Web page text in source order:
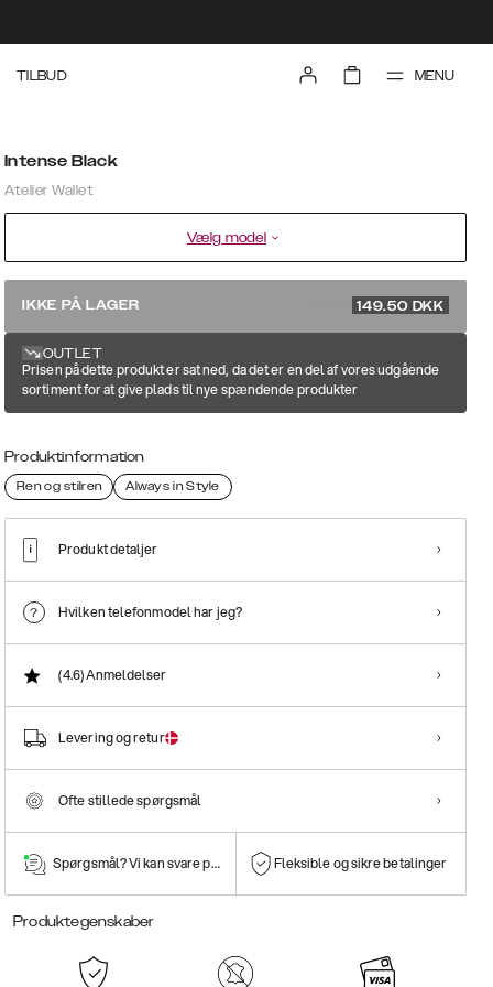
TILBUD MENU
Intense Black
Atelier Wallet
Vælg model
IKKE PÅ LAGER 149.50 DKK
OUTLET
Prisen på dette produkt er sat ned, da det er en del af vores udgående
sortiment for at give plads til nye spændende produkter
Produktinformation
Ren og stilren Always in Style
Produkt detaljer
Hvilken telefonmodel har jeg?
(4.6)Anmeldelser
Levering og retur
Ofte stillede spørgsmål
Spørgsmål? Vi kan svare på dem! Fleksible og sikre betalinger
Produktegenskaber